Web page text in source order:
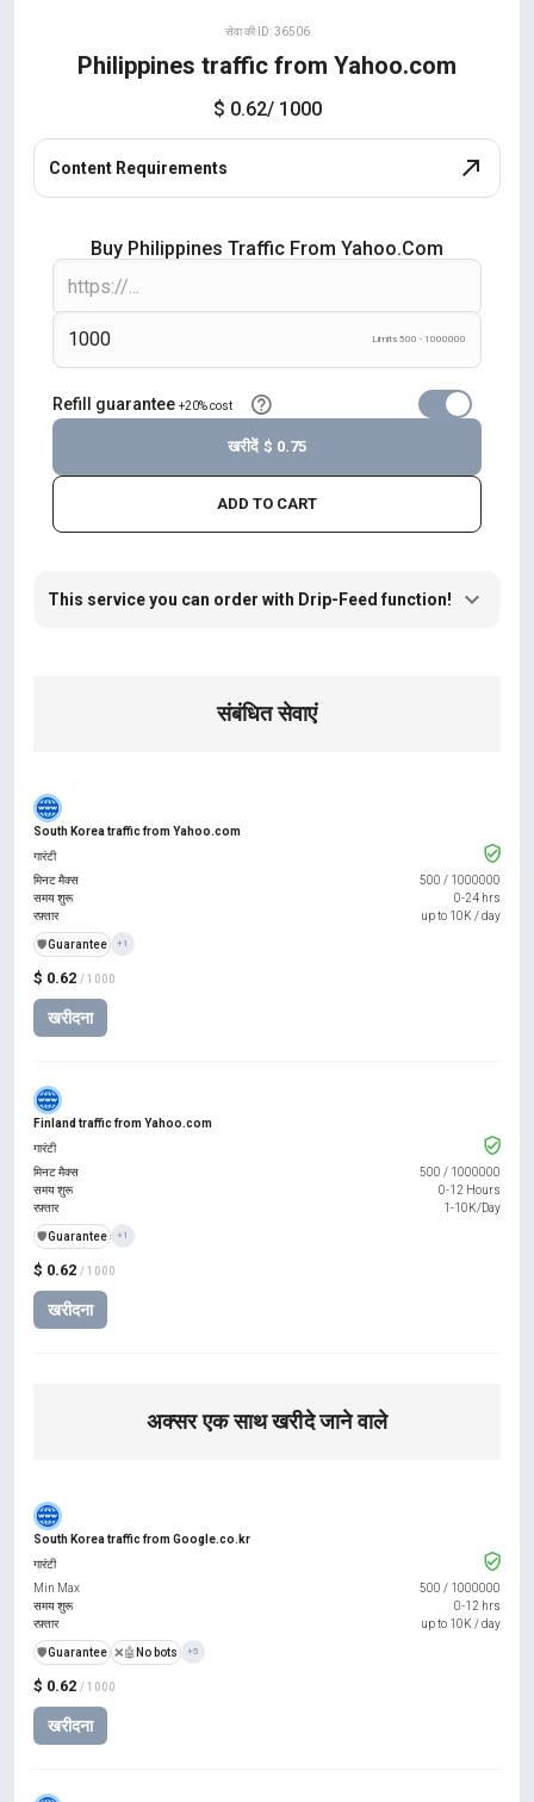
सेवा की ID: 36506
Philippines traffic from Yahoo.com
$ 0.62/ 1000
Content Requirements
Buy Philippines Traffic From Yahoo.com
Limits 500 - 1000000
Refill guarantee +20% cost
ADD TO CART
खरीदें $ 0.75
This service you can order with Drip-Feed function!
संबंधित सेवाएं
South Korea traffic from Yahoo.com
$ 0.62 / 1000
खरीदना
गारंटी
मिनट मैक्स
500 / 1000000
समय शुरू
0-24 hrs
रफ़्तार
up to 10K / day
️🛡️Guarantee +1
Finland traffic from Yahoo.com
$ 0.62 / 1000
खरीदना
गारंटी
मिनट मैक्स
500 / 1000000
समय शुरू
0-12 Hours
रफ़्तार
1-10K/Day
️🛡️Guarantee +1
अक्सर एक साथ खरीदे जाने वाले
South Korea traffic from Google.co.kr
$ 0.62 / 1000
खरीदना
गारंटी
Min Max
500 / 1000000
समय शुरू
0-12 hrs
रफ़्तार
up to 10K / day
️🛡️Guarantee ❌🤖 No bots +5